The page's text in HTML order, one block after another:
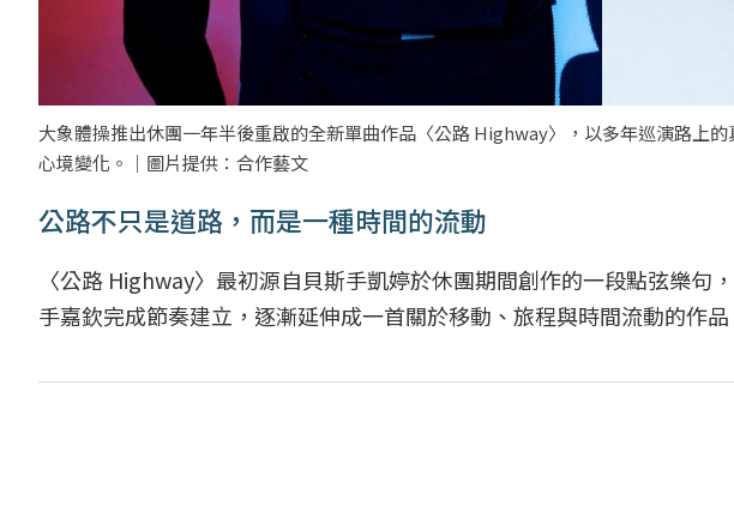
大象體操推出休團一年半後重啟的全新單曲作品〈公路 Highway〉，以多年巡演路上
心境變化。｜圖片提供：合作藝文
公路不只是道路，而是一種時間的流動
〈公路 Highway〉最初源自貝斯手凱婷於休團期間創作的一段點弦樂句
手嘉欽完成節奏建立，逐漸延伸成一首關於移動、旅程與時間流動的作品